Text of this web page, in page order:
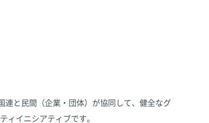
連と民間（企業・団体）が協同して、健全なグ
ィイニシアティブです。